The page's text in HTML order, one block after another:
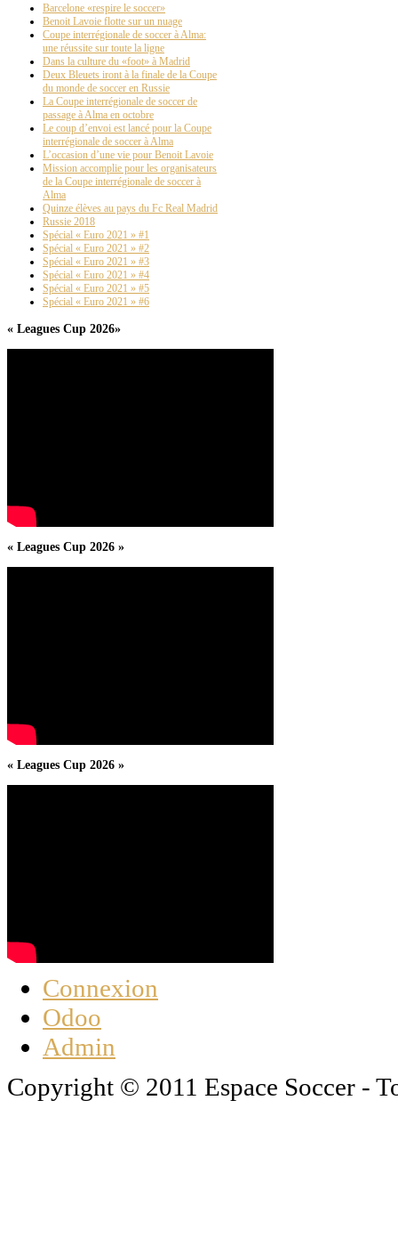
Barcelone «respire le soccer»
Benoit Lavoie flotte sur un nuage
Coupe interrégionale de soccer à Alma:
une réussite sur toute la ligne
Dans la culture du «foot» à Madrid
Deux Bleuets iront à la finale de la Coupe
du monde de soccer en Russie
La Coupe interrégionale de soccer de
passage à Alma en octobre
Le coup d’envoi est lancé pour la Coupe
interrégionale de soccer à Alma
L’occasion d’une vie pour Benoit Lavoie
Mission accomplie pour les organisateurs
de la Coupe interrégionale de soccer à
Alma
Quinze élèves au pays du Fc Real Madrid
Russie 2018
Spécial « Euro 2021 » #1
Spécial « Euro 2021 » #2
Spécial « Euro 2021 » #3
Spécial « Euro 2021 » #4
Spécial « Euro 2021 » #5
Spécial « Euro 2021 » #6
« Leagues Cup 2026»
« Leagues Cup 2026 »
« Leagues Cup 2026 »
Connexion
Odoo
Admin
Copyright © 2011 Espace Soccer -